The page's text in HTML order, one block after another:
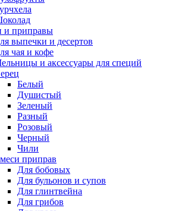
и приправы
выпечки и десертов
чая и кофе
и аксессуары для специй
Белый
Душистый
Зеленый
Разный
Розовый
Черный
Чили
приправ
Для бобовых
Для бульонов и супов
Для глинтвейна
Для грибов